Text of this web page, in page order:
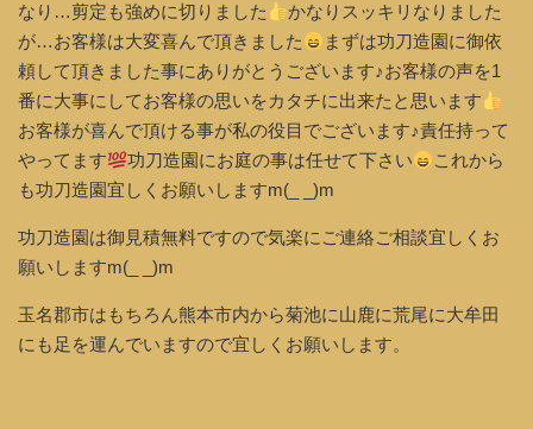
なり…剪定も強めに切りました
かなりスッキリなりました
が…お客様は大変喜んで頂きました
まずは功刀造園に御依
頼して頂きました事にありがとうございます♪お客様の声を1
番に大事にしてお客様の思いをカタチに出来たと思います
お客様が喜んで頂ける事が私の役目でございます♪責任持って
やってます
功刀造園にお庭の事は任せて下さい
これから
も功刀造園宜しくお願いしますm(_ _)m
功刀造園は御見積無料ですので気楽にご連絡ご相談宜しくお
願いしますm(_ _)m
玉名郡市はもちろん熊本市内から菊池に山鹿に荒尾に大牟田
にも足を運んでいますので宜しくお願いします。